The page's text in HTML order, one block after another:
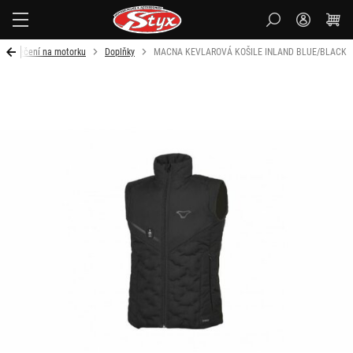
Oblečení na motorku Doplňky MACNA KEVLAROVÁ KOŠILE INLAND BLUE/BLACK